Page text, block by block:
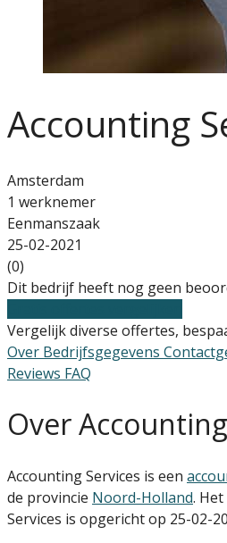
Accounting
Amsterdam
1 werknemer
Eenmanszaak
25-02-2021
(0)
Dit bedrijf heeft nog geen
Vergelijk diverse offertes,
Over Bedrijfsgegevens
Reviews FAQ
Over
Accounting Services is een
de provincie Noord-Holland.
Services is opgericht op 25-02-